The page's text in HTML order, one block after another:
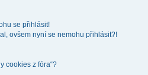
se přihlásit!
ovšem nyní se nemohu přihlásit?!
cookies z fóra“?